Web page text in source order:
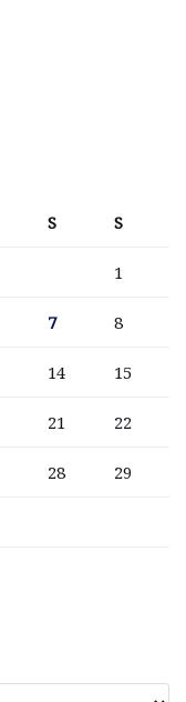
S S
1
7 8
14 15
21 22
28 29